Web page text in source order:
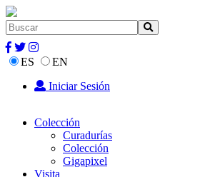
ES
EN
Iniciar Sesión
Colección
Curadurías
Colección
Gigapixel
Visita